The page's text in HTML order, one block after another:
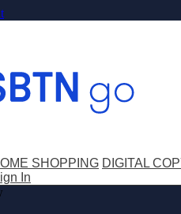
SHOPPING DIGITAL
In